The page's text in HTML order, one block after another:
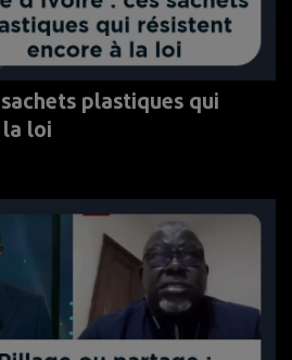
plastiques qui
la loi